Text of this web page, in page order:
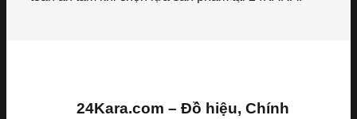
24Kara.com – Đồ hiệu, Chính